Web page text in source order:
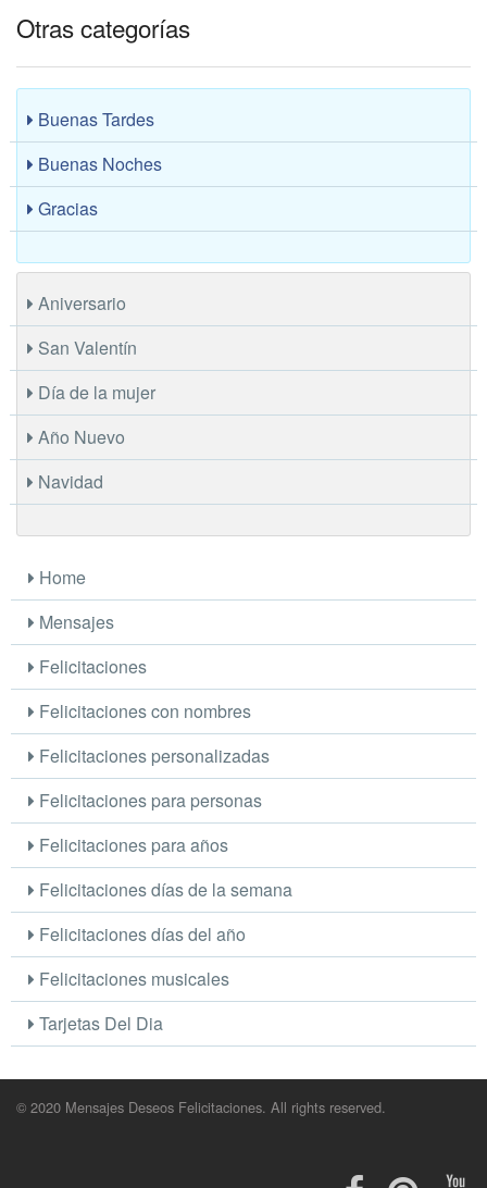
Otras categorías
Buenas Tardes
Buenas Noches
Gracias
Aniversario
San Valentín
Día de la mujer
Año Nuevo
Navidad
Home
Mensajes
Felicitaciones
Felicitaciones con nombres
Felicitaciones personalizadas
Felicitaciones para personas
Felicitaciones para años
Felicitaciones días de la semana
Felicitaciones días del año
Felicitaciones musicales
Tarjetas Del Dia
© 2020 Mensajes Deseos Felicitaciones. All rights reserved.